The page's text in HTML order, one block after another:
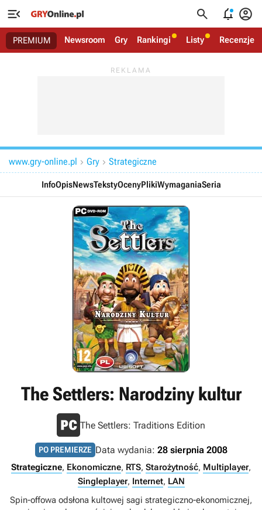
   
PREMIUM Newsroom Gry Rankingi Listy Recenzje
www.gry-online.pl  Gry  Strategiczne
InfoOpisNewsTekstyOcenyPlikiWymaganiaSeria
The Settlers: Narodziny kultur
The Settlers: Traditions Edition
PO PREMIERZE Data wydania: 28 sierpnia 2008
Strategiczne, Ekonomiczne, RTS, Starożytność, Multiplayer,
Singleplayer, Internet, LAN
Spin-offowa odsłona kultowej sagi strategiczno-ekonomicznej,